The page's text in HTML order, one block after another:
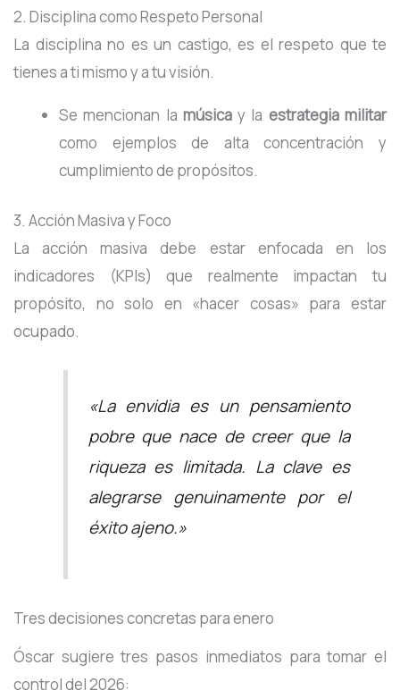
2. Disciplina como Respeto Personal
La disciplina no es un castigo, es el respeto que te
tienes a ti mismo y a tu visión.
Se mencionan la músicay la estrategia militar
como ejemplos de alta concentración y
cumplimiento de propósitos.
3. Acción Masiva y Foco
La acción masiva debe estar enfocada en los
indicadores (KPIs) que realmente impactan tu
propósito, no solo en «hacer cosas» para estar
ocupado.
«La envidia es un pensamiento
pobre que nace de creer que la
riqueza es limitada. La clave es
alegrarse genuinamente por el
éxito ajeno.»
Tres decisiones concretas para enero
Óscar sugiere tres pasos inmediatos para tomar el
control del 2026: